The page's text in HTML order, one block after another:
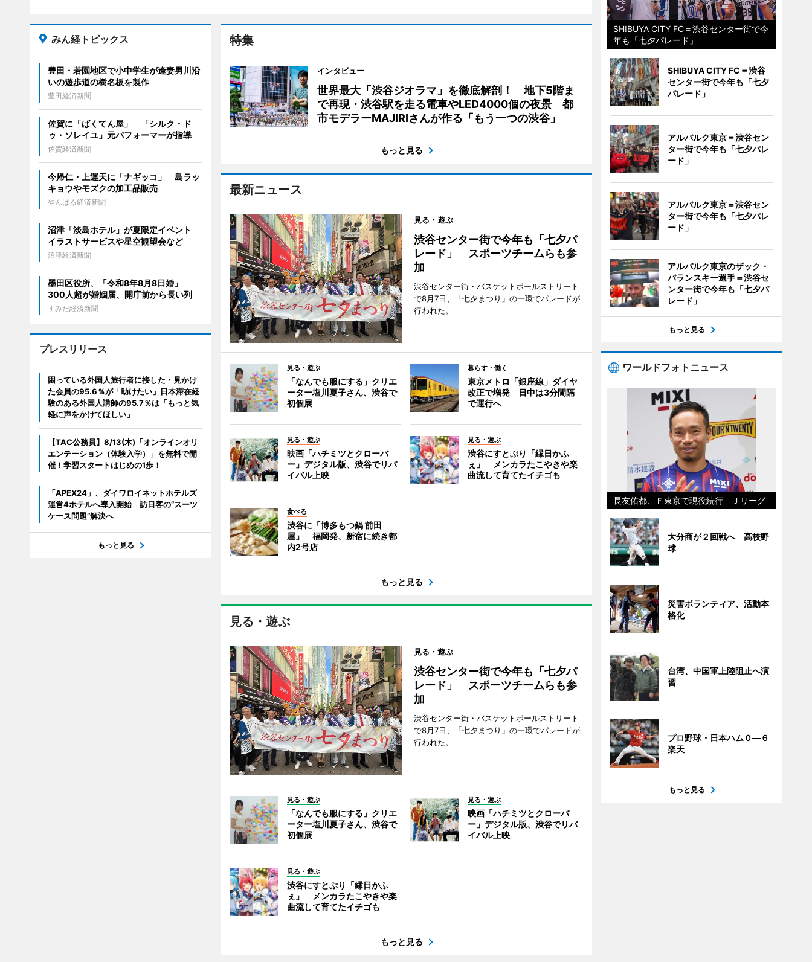
特集
インタビュー
世界最大「渋谷ジオラマ」を徹底解剖！ 地下5階ま
で再現・渋谷駅を走る電車やLED4000個の夜景 都
市モデラーMAJIRIさんが作る「もう一つの渋谷」
もっと見る
最新ニュース
見る・遊ぶ
渋谷センター街で今年も「七夕パ
レード」 スポーツチームらも参
加
渋谷センター街・バスケットボールストリート
で8月7日、「七夕まつり」の一環でパレードが
行われた。
見る・遊ぶ
「なんでも服にする」クリエ
ーター塩川夏子さん、渋谷で
初個展
暮らす・働く
東京メトロ「銀座線」ダイヤ
改正で増発 日中は3分間隔
で運行へ
見る・遊ぶ
映画「ハチミツとクローバ
ー」デジタル版、渋谷でリバ
イバル上映
見る・遊ぶ
渋谷にすとぷり「縁日かふ
ぇ」 メンカラたこやきや楽
曲流して育てたイチゴも
食べる
渋谷に「博多もつ鍋 前田
屋」 福岡発、新宿に続き都
内2号店
もっと見る
見る・遊ぶ
見る・遊ぶ
渋谷センター街で今年も「七夕パ
レード」 スポーツチームらも参
加
渋谷センター街・バスケットボールストリート
で8月7日、「七夕まつり」の一環でパレードが
行われた。
見る・遊ぶ
「なんでも服にする」クリエ
ーター塩川夏子さん、渋谷で
初個展
見る・遊ぶ
映画「ハチミツとクローバ
ー」デジタル版、渋谷でリバ
イバル上映
見る・遊ぶ
渋谷にすとぷり「縁日かふ
ぇ」 メンカラたこやきや楽
曲流して育てたイチゴも
もっと見る
みん経トピックス
豊田・若園地区で小中学生が逢妻男川沿
いの遊歩道の樹名板を製作
豊田経済新聞
佐賀に「ばくてん屋」 「シルク・ド
ゥ・ソレイユ」元パフォーマーが指導
佐賀経済新聞
今帰仁・上運天に「ナギッコ」 島ラッ
キョウやモズクの加工品販売
やんばる経済新聞
沼津「淡島ホテル」が夏限定イベント
イラストサービスや星空観望会など
沼津経済新聞
墨田区役所、「令和8年8月8日婚」
300人超が婚姻届、開庁前から長い列
すみだ経済新聞
プレスリリース
困っている外国人旅行者に接した・見かけ
た会員の95.6％が「助けたい」日本滞在経
験のある外国人講師の95.7％は「もっと気
軽に声をかけてほしい」
【TAC公務員】8/13(木)「オンラインオリ
エンテーション（体験入学）」を無料で開
催！学習スタートはじめの1歩！
「APEX24」、ダイワロイネットホテルズ
運営4ホテルへ導入開始 訪日客の“スーツ
ケース問題”解決へ
もっと見る
SHIBUYA CITY FC＝渋谷センター街で今
年も「七夕パレード」
SHIBUYA CITY FC＝渋谷
センター街で今年も「七夕
パレード」
アルバルク東京＝渋谷セン
ター街で今年も「七夕パレ
ード」
アルバルク東京＝渋谷セン
ター街で今年も「七夕パレ
ード」
アルバルク東京のザック・
バランスキー選手＝渋谷セ
ンター街で今年も「七夕パ
レード」
もっと見る
ワールドフォトニュース
長友佑都、Ｆ東京で現役続行 Ｊリーグ
大分商が２回戦へ 高校野
球
災害ボランティア、活動本
格化
台湾、中国軍上陸阻止へ演
習
プロ野球・日本ハム０―６
楽天
もっと見る